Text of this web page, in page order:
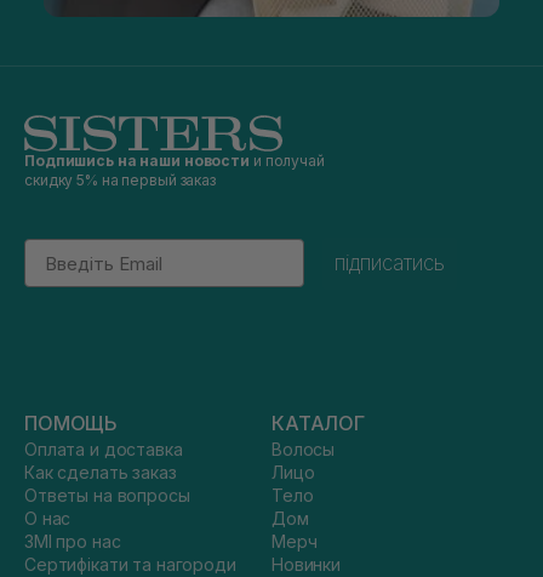
Подпишись на наши новости и получай
скидку 5% на первый заказ
Email
підписатись
ПОМОЩЬ
Оплата и доставка
Как сделать заказ
Ответы на вопросы
О нас
ЗМІ про нас
Сертифікати та нагороди
КАТАЛОГ
Волосы
Лицо
Тело
Дом
Мерч
Новинки